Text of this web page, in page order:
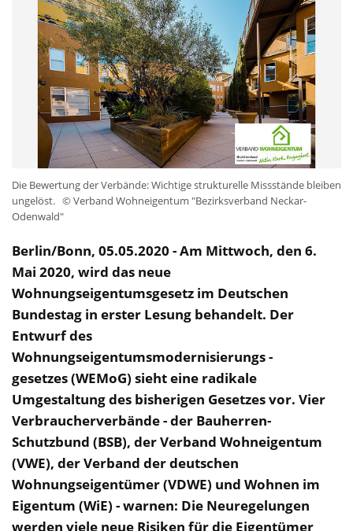
Die Bewertung der Verbände: Wichtige strukturelle Missstände bleiben
ungelöst. © Verband Wohneigentum "Bezirksverband Neckar-
Odenwald"
Berlin/Bonn, 05.05.2020 - Am Mittwoch, den 6.
Mai 2020, wird das neue
Wohnungseigentumsgesetz im Deutschen
Bundestag in erster Lesung behandelt. Der
Entwurf des
Wohnungseigentumsmodernisierungs -
gesetzes (WEMoG) sieht eine radikale
Umgestaltung des bisherigen Gesetzes vor. Vier
Verbraucherverbände - der Bauherren-
Schutzbund (BSB), der Verband Wohneigentum
(VWE), der Verband der deutschen
Wohnungseigentümer (VDWE) und Wohnen im
Eigentum (WiE) - warnen: Die Neuregelungen
werden viele neue Risiken für die Eigentümer